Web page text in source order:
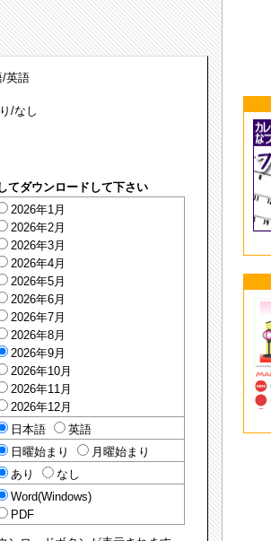
/英語
/なし
てダウンロードして下さい
2026年1月
2026年2月
2026年3月
2026年4月
2026年5月
2026年6月
2026年7月
2026年8月
2026年9月
2026年10月
2026年11月
2026年12月
日本語
英語
日曜始まり
月曜始まり
あり なし
Word(Windows)
PDF